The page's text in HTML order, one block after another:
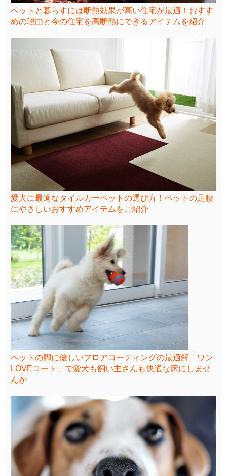
ペットと暮らすには断熱効果が高い住宅が最適！おすす
めの理由と今の住宅を高断熱にできるアイテムを紹介
愛犬に最適なタイルカーペットの選び方！ペットの足腰
にやさしいおすすめアイテムをご紹介
ペットの脚に優しいフロアコーティングの最適解「ワン
LOVEコート」で愛犬も飼い主さんも快適な床にしませ
んか